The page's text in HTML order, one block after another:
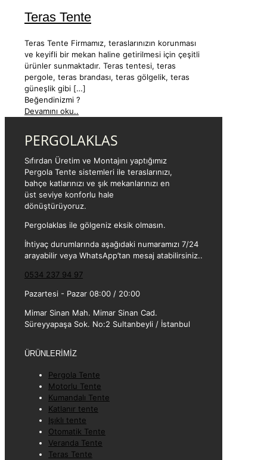
Teras Tente
Teras Tente Firmamız, teraslarınızın korunması
ve keyifli bir mekan haline getirilmesi için çeşitli
ürünler sunmaktadır. Teras tentesi, teras
pergole, teras brandası, teras gölgelik, teras
güneşlik gibi […]
Beğendinizmi ?
Devamını oku..
PERGOLAKLAS
Sıfırdan Üretim ve Montajını yaptığımız
Pergola Tente sistemleri ile teraslarınızı,
bahçe katlarınızı ve şık mekanlarınızı en
üst seviye konforlu hale
dönüştürüyoruz.
Pergolaklas ile gölgeniz eksik olmasın.
İhtiyaç durumlarında aşağıdaki numaramızı 7/24
arayabilir veya WhatsApp’tan mesaj atabilirsiniz..
0534 237 94 97
Pazartesi - Pazar 08:00 / 20:00
Mimar Sinan Mah. Mimar Sinan Cad.
Süreyyapaşa Sok. No:2 Sultanbeyli / İstanbul
ÜRÜNLERİMİZ
Pergola Tente
Motorlu Tente
Kumandalı Tente
Katlanır tente
Işıklı tente
Otomatik Tente
Veranda Tente
Teras Tente